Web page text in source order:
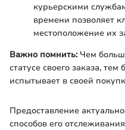
курьерскими
времени позволяет
местоположение их
Важно помнить:Чем
статусе своего заказа,
испытывает в своей
Предоставление
способов его